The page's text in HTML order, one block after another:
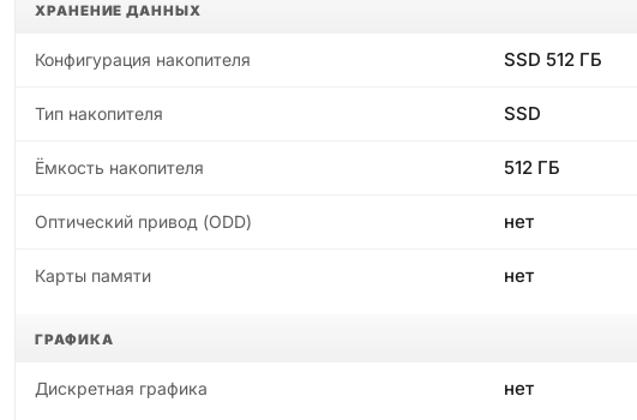
ХРАНЕНИЕ ДАННЫХ
Конфигурация накопителя SSD 512 ГБ
Тип накопителя SSD
Ёмкость накопителя 512 ГБ
Оптический привод (ODD) нет
Карты памяти нет
ГРАФИКА
Дискретная графика нет